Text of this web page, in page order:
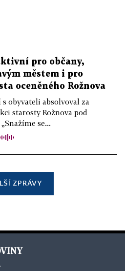
pro občany,
městem i pro
oceněného Rožnova
obyvateli absolvoval za
starosty Rožnova pod
se...
ZPRÁVY